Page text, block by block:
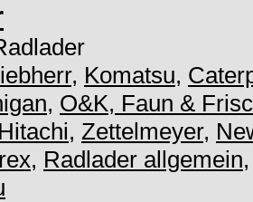
, Komatsu,
, O&K, Faun &
Hitachi, Zettelmeyer,
, Radlader allgemein,